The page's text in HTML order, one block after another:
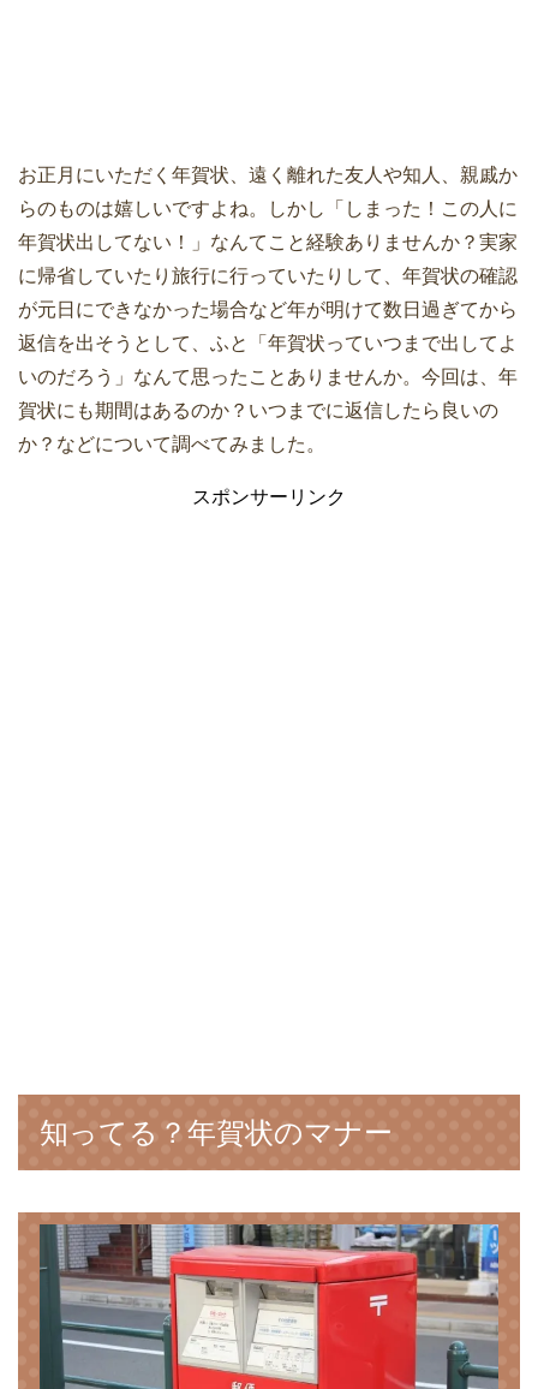
お正月にいただく年賀状、遠く離れた友人や知人、親戚か
らのものは嬉しいですよね。しかし「しまった！この人に
年賀状出してない！」なんてこと経験ありませんか？実家
に帰省していたり旅行に行っていたりして、年賀状の確認
が元日にできなかった場合など年が明けて数日過ぎてから
返信を出そうとして、ふと「年賀状っていつまで出してよ
いのだろう」なんて思ったことありませんか。今回は、年
賀状にも期間はあるのか？いつまでに返信したら良いの
か？などについて調べてみました。
スポンサーリンク
知ってる？年賀状のマナー